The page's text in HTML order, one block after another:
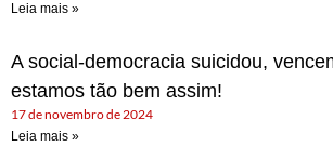
Leia mais »
A social-democracia suicidou,
estamos tão bem assim!
17 de novembro de 2024
Leia mais »